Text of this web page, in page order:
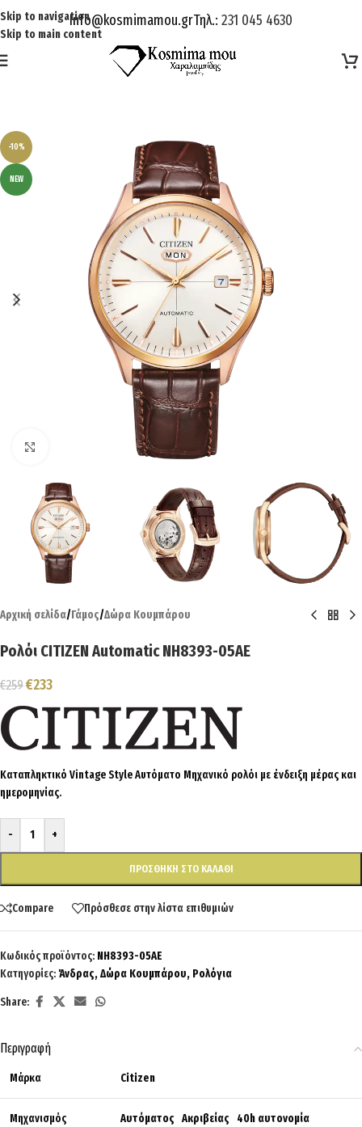
Skip to navigation
Skip to main content
Info@kosmimamou.grΤηλ.: 231 045 4630
-10%
NEW
Αρχική σελίδα/Γάμος/Δώρα Κουμπάρου
Ρολόι CITIZEN Automatic NH8393-05AE
€259€233
Καταπληκτικό Vintage Style Αυτόματο Μηχανικό ρολόι με ένδειξη μέρας και
ημερομηνίας.
- +
ΠΡΟΣΘΉΚΗ ΣΤΟ ΚΑΛΆΘΙ
Compare Πρόσθεσε στην λίστα επιθυμιών
Κωδικός προϊόντος: NH8393-05AE
Κατηγορίες: Άνδρας,Δώρα Κουμπάρου, Ρολόγια
Share:
Περιγραφή
Μάρκα Citizen
Μηχανισμός Αυτόματος Ακριβείας 40h αυτονομία